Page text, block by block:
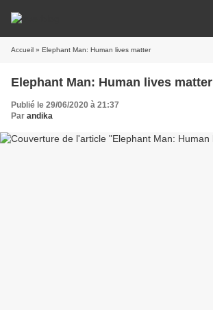
Accueil » Elephant Man: Human lives matter
Elephant Man: Human lives matter
Publié le 29/06/2020 à 21:37
Par andika